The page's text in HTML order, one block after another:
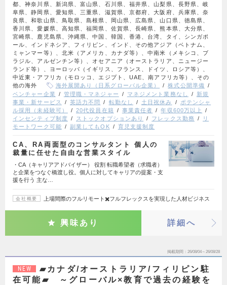
都、神奈川県、新潟県、富山県、石川県、福井県、山梨県、長野県、岐
阜県、静岡県、愛知県、三重県、滋賀県、京都府、大阪府、兵庫県、奈
良県、和歌山県、鳥取県、島根県、岡山県、広島県、山口県、徳島県、
香川県、愛媛県、高知県、福岡県、佐賀県、長崎県、熊本県、大分県、
宮崎県、鹿児島県、沖縄県、中国、韓国、香港、台湾、タイ、シンガポ
ール、インドネシア、フィリピン、インド、その他アジア（ベトナム、
ミャンマー等）、北米（アメリカ、カナダ等）、中南米（メキシコ、ブ
ラジル、アルゼンチン等）、オセアニア（オーストラリア、ニュージー
ランド等）、ヨーロッパ（イギリス、フランス、ドイツ、ロシア等）、
中近東・アフリカ（モロッコ、エジプト、UAE、南アフリカ等）、その
他の海外
海外展開あり（日系グローバル企業）
株式公開準備
ベンチャー企業
管理職・マネジャー マネジメント業務なし
新規
事業・新サービス
英語力不問 転勤なし 土日祝休み
ポテンシャ
ル採用（未経験可）
20代役員在籍 事業責任者
年収600万以上
インセンティブ制度
ストックオプションあり フレックス勤務
リ
モートワーク可能
副業してもOK 育児支援制度
CA、RA両面型のコンサルタント 個人の
裁量に任せた自由な営業スタイル
・CA（キャリアアドバイザー） 役割 転職希望者（求職者）
と企業をつなぐ橋渡し役。個人に対してキャリアの提案・支
援を行う 主な…
会社概要 上場間際のフルリモート✖️フルフレックスを実現した人材ビジネス
興味あり 詳細へ
掲載期間 26/08/04～26/08/28
NEW
▰カナダ/オーストラリア/フィリピン駐
在可能▰ ～グローバル×教育で過去の経験を